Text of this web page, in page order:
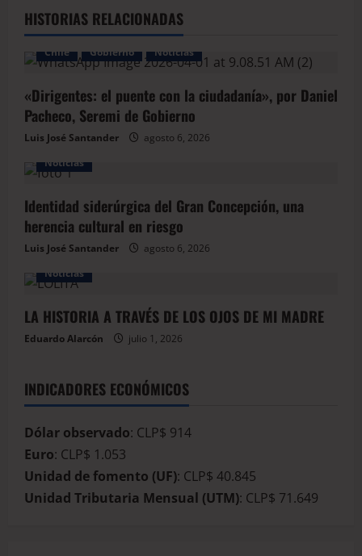
HISTORIAS RELACIONADAS
Chile Gobierno Noticias
«Dirigentes: el puente con la ciudadanía», por Daniel
Pacheco, Seremi de Gobierno
Luis José Santander
agosto 6, 2026
Noticias
Identidad siderúrgica del Gran Concepción, una
herencia cultural en riesgo
Luis José Santander
agosto 6, 2026
Noticias
LA HISTORIA A TRAVÉS DE LOS OJOS DE MI MADRE
Eduardo Alarcón julio 1, 2026
INDICADORES ECONÓMICOS
Dólar observado: CLP$ 914
Euro: CLP$ 1.053
Unidad de fomento (UF): CLP$ 40.845
Unidad Tributaria Mensual (UTM): CLP$ 71.649